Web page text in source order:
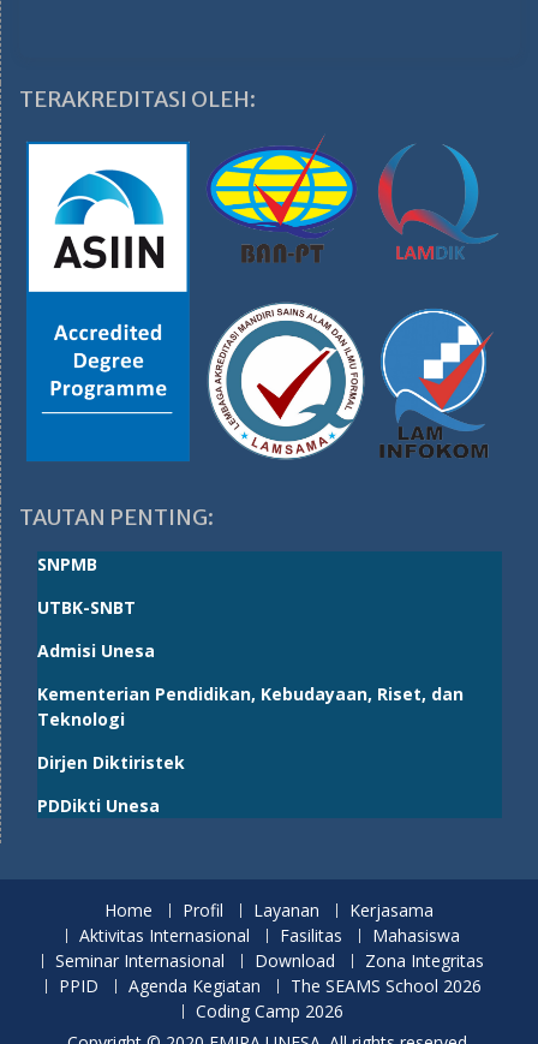
TERAKREDITASI OLEH:
TAUTAN PENTING:
SNPMB
UTBK-SNBT
Admisi Unesa
Kementerian Pendidikan, Kebudayaan, Riset, dan
Teknologi
Dirjen Diktiristek
PDDikti Unesa
Home Profil Layanan
Kerjasama
Aktivitas Internasional
Fasilitas
Mahasiswa
Seminar Internasional
Download
Zona Integritas
PPID
Agenda Kegiatan
The SEAMS School 2026
Coding Camp 2026